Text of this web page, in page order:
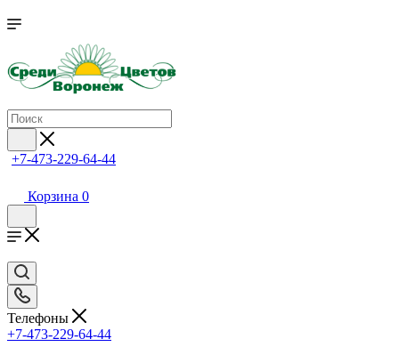
+7-473-229-64-44
Корзина 0
Телефоны
+7-473-229-64-44